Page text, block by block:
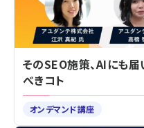
そのSEO施策、AIにも届
べきコト
オンデマンド講座